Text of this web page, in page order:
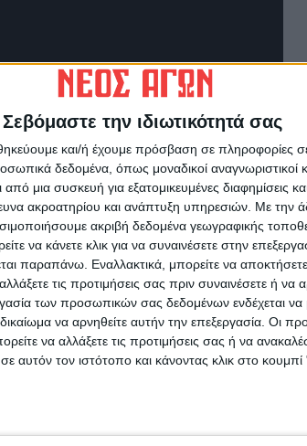
Σεβόμαστε την ιδιωτικότητά σας
και/ή έχουμε πρόσβαση σε πληροφορίες
δεδομένα, όπως μοναδικοί αναγνωριστικοί
μια συσκευή για εξατομικευμένες διαφημίσεις
ακροατηρίου και ανάπτυξη υπηρεσιών. Με την
ακριβή δεδομένα γεωγραφικής
να κάνετε κλικ για να συναινέσετε στην
παραπάνω. Εναλλακτικά, μπορείτε να
τις προτιμήσεις σας πριν συναινέσετε ή να
των προσωπικών σας δεδομένων ενδέχεται να
να αρνηθείτε αυτήν την επεξεργασία. Οι
να αλλάξετε τις προτιμήσεις σας ή να
αυτόν τον ιστότοπο και κάνοντας κλικ στο
ΑΓΩΝ στο Google News!
και ευρύτερα της Θεσσαλίας
ΕΠΟΜΕΝΟ ΑΡΘΡΟ
κακοκαιρία: Έρχεται έκτακτο δελτίο